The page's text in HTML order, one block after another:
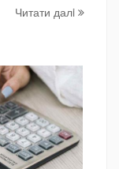
Читати далi